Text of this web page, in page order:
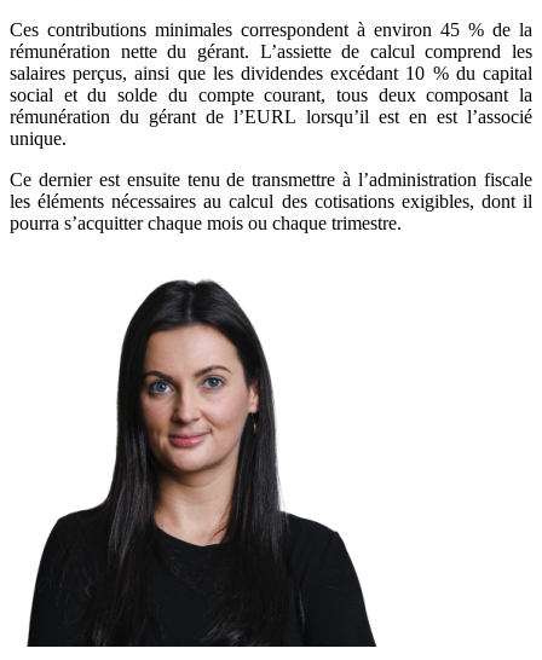
Ces contributions minimales correspondent à environ 45 % de la
rémunération nette du gérant. L’assiette de calcul comprend les
salaires perçus, ainsi que les dividendes excédant 10 % du capital
social et du solde du compte courant, tous deux composant la
rémunération du gérant de l’EURL lorsqu’il est en est l’associé
unique.
Ce dernier est ensuite tenu de transmettre à l’administration fiscale
les éléments nécessaires au calcul des cotisations exigibles, dont il
pourra s’acquitter chaque mois ou chaque trimestre.